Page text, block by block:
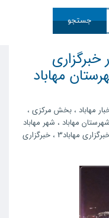
جستجو
شهرستان مهاباد
مهاباد ، بخش مرکزی ،
شهرستان مهاباد ، شهر مهاباد
مهاباد3 ، خبرگزاری